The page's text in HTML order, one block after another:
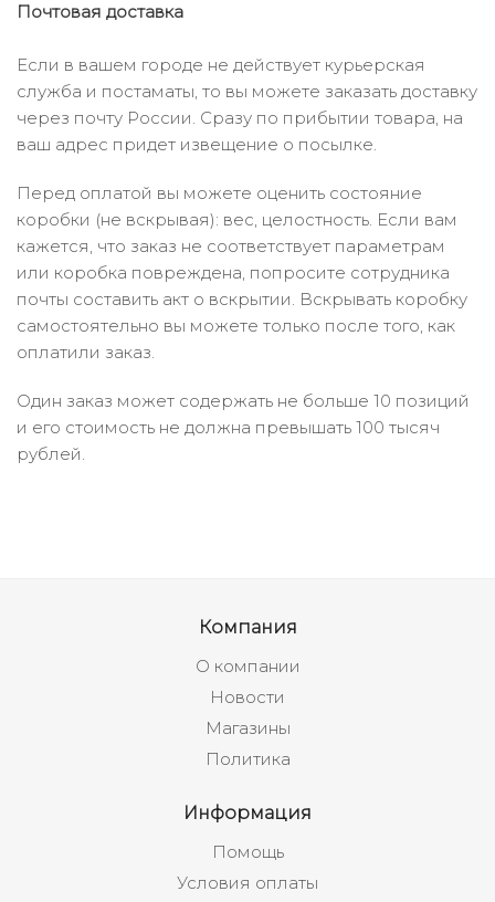
Почтовая доставка
Если в вашем городе не действует курьерская
служба и постаматы, то вы можете заказать доставку
через почту России. Сразу по прибытии товара, на
ваш адрес придет извещение о посылке.
Перед оплатой вы можете оценить состояние
коробки (не вскрывая): вес, целостность. Если вам
кажется, что заказ не соответствует параметрам
или коробка повреждена, попросите сотрудника
почты составить акт о вскрытии. Вскрывать коробку
самостоятельно вы можете только после того, как
оплатили заказ.
Один заказ может содержать не больше 10 позиций
и его стоимость не должна превышать 100 тысяч
рублей.
Компания
О компании
Новости
Магазины
Политика
Информация
Помощь
Условия оплаты